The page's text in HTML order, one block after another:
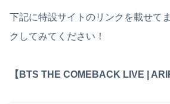
下記に特設サイトのリンクを載せて
クしてみてください！
【BTS THE COMEBACK LIVE |